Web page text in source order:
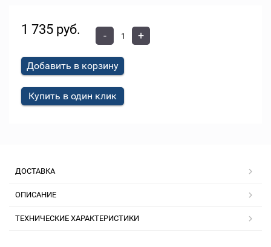
1 735 руб. - +
Добавить в корзину
Купить в один клик
ДОСТАВКА
ОПИСАНИЕ
ТЕХНИЧЕСКИЕ ХАРАКТЕРИСТИКИ